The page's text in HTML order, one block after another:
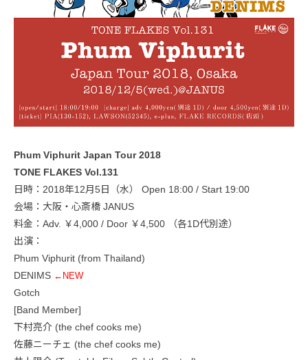
Phum Viphurit Japan Tour 2018
TONE FLAKES Vol.131
日時：2018年12月5日（水） Open 18:00 / Start 19:00
会場：大阪・心斎橋 JANUS
料金：Adv. ￥4,000 / Door ￥4,500 （各1D代別途）
出演：
Phum Viphurit (from Thailand)
DENIMS ←NEW
Gotch
[Band Member]
下村亮介 (the chef cooks me)
佐藤ニーチェ (the chef cooks me)